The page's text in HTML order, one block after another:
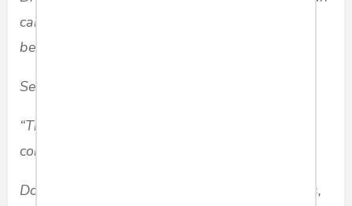
cantik ini, mamah lepaskan kamu, untuk kita
bertemu lagi cepat atau lambat.
Seperti yang pak walikota sampaikan,
“The city of Bern will forever be deeply
connected to us…”
Doa terbaik mamah dalam setiap helaan nafas,